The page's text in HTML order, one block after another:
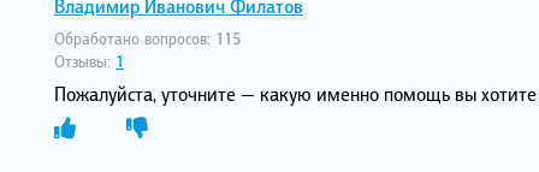
Владимир Иванович Филатов
Обработано вопросов: 115
Отзывы: 1
Пожалуйста, уточните — какую именно помощь вы хотите